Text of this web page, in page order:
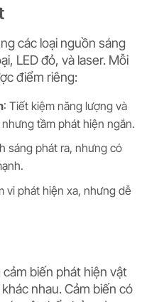
các loại nguồn sáng
LED đỏ, và laser. Mỗi
điểm riêng:
: Tiết kiệm năng lượng và
tầm phát hiện ngắn.
sáng phát ra, nhưng có
vi phát hiện xa, nhưng dễ
biến phát hiện vật
nhau. Cảm biến có